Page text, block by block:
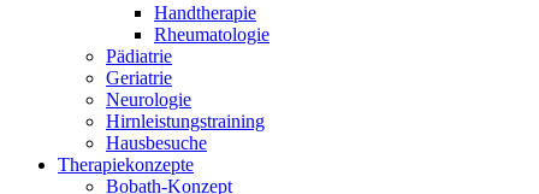
Handtherapie
Rheumatologie
Pädiatrie
Geriatrie
Neurologie
Hirnleistungstraining
Hausbesuche
Therapiekonzepte
Bobath-Konzept